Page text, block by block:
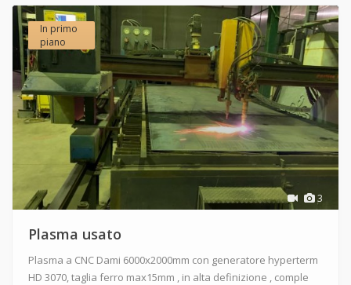
3
In primo
piano
Plasma usato
Plasma a CNC Dami 6000x2000mm con generatore hyperterm
HD 3070, taglia ferro max15mm , in alta definizione , comple